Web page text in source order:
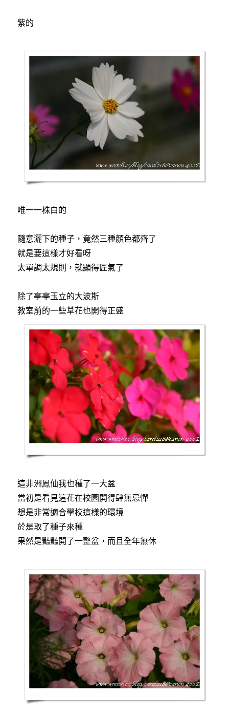
紫的
唯一一株白的
隨意灑下的種子，竟然三種顏色都齊了
就是要這樣才好看呀
太單調太規則，就顯得匠氣了
除了亭亭玉立的大波斯
教室前的一些草花也開得正盛
這非洲鳳仙我也種了一大盆
當初是看見這花在校園開得肆無忌憚
想是非常適合學校這樣的環境
於是取了種子來種
果然是豔豔開了一整盆，而且全年無休